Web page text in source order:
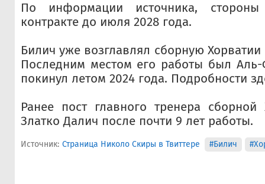
По информации источника,
контракте до июля 2028 года.
Билич уже возглавлял сборную Хорватии
Последним местом его работы был
покинул летом 2024 года. Подробности
Ранее пост главного тренера сборной
Златко Далич после почти 9 лет работы.
Источник: Страница Николо Скиры в Твиттере #Билич